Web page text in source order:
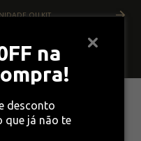
na
desconto
que já não te
OU KIT